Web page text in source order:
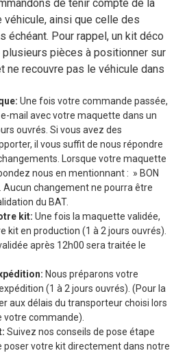
de tenir compte de la
véhicule, ainsi que celle des
échéant. Pour rappel, un kit déco
pièces à positionner sur
ne recouvre pas le véhicule dans
Une fois votre commande passée,
mail avec votre maquette dans un
ouvrés. Si vous avez des
il vous suffit de nous répondre
Lorsque votre maquette
nous en mentionnant : » BON
. Aucun changement ne pourra être
du BAT.
kit: Une fois la maquette validée,
kit en production (1 à 2 jours ouvrés).
après 12h00 sera traitée le
Nous préparons votre
(1 à 2 jours ouvrés). (Pour la
aux délais du transporteur choisi lors
votre commande).
Suivez nos conseils de pose étape
poser votre kit directement dans notre